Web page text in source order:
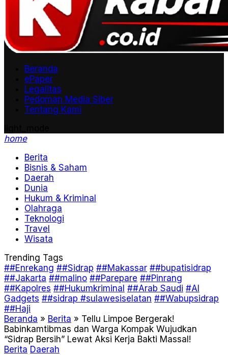
Beranda
ePaper
Legalitas
Pedoman Media Siber
Tentang Kami
home
Berita
Bisnis & Saham
Daerah
Dunia
Hukum & Kriminal
Olahraga
Teknologi
Travel
Wisata
Trending Tags
##Enrekang ##Sidrap ##Makassar ##bupatisidrap
##Jakarta ##malino ##Parepare ##Pinrang
##Kapolres ##Hukumkriminal ##Arab Saudi #AI
Gadgets ##sidrap #sulawesiselatan ##Wabupsidrap
##Haji
Beranda » Berita » Tellu Limpoe Bergerak!
Babinkamtibmas dan Warga Kompak Wujudkan
“Sidrap Bersih” Lewat Aksi Kerja Bakti Massal!
Berita Daerah